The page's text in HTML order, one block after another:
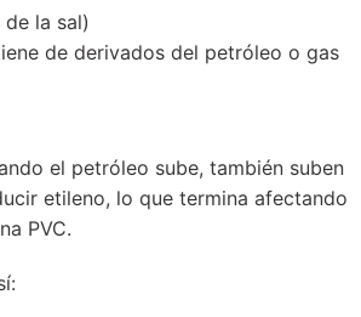
la sal)
de derivados del petróleo o gas
el petróleo sube, también suben
etileno, lo que termina afectando
PVC.